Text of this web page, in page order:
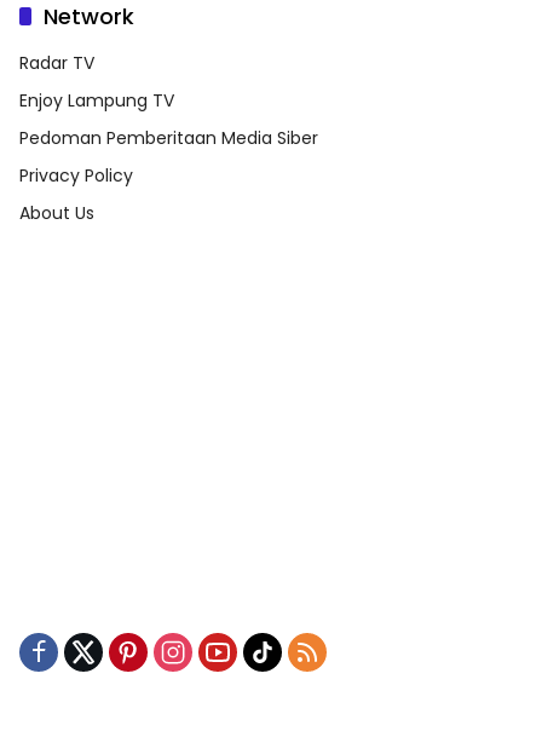
Network
Radar TV
Enjoy Lampung TV
Pedoman Pemberitaan Media Siber
Privacy Policy
About Us